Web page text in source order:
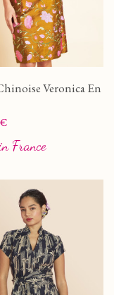
Veronica En
France